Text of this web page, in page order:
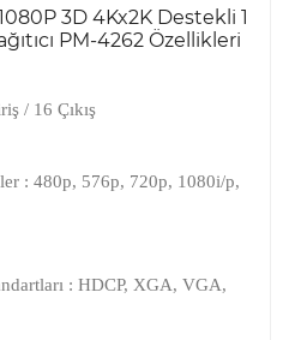
3D 4Kx2K Destekli 1
PM-4262 Özellikleri
/ 16 Çıkış
: 480p, 576p, 720p, 1080i/p,
: HDCP, XGA, VGA,